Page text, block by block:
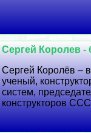
Сергeй Королев -
Сергeй Королёв –
ученый,
систем,
конструкторов